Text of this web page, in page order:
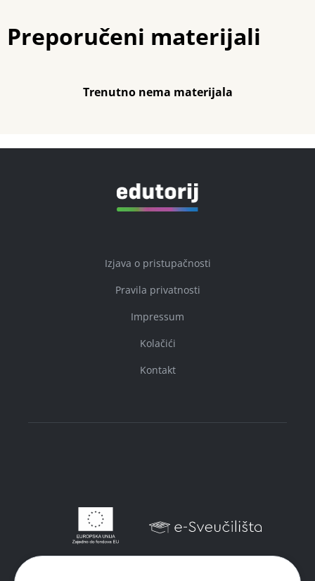
Preporučeni materijali
Trenutno nema materijala
Izjava o pristupačnosti
Pravila privatnosti
Impressum
Kolačići
Kontakt